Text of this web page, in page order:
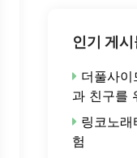
인기 게
더풀사
과 친구를
링코노
험